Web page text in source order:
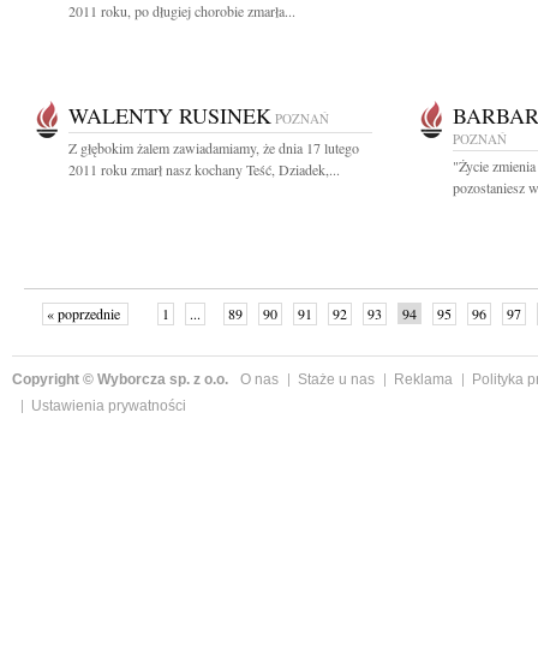
2011 roku, po długiej chorobie zmarła...
WALENTY RUSINEK POZNAŃ
Z głębokim żalem zawiadamiamy, że dnia 17 lutego
2011 roku zmarł nasz kochany Teść, Dziadek,...
POZNAŃ
"Życie
pozostaniesz
« poprzednie 1 ... 89 90 91 92 93 94 95 96
97
Copyright © Wyborcza sp. z o.o. O nas Staże u nas Reklama
Polityka
Ustawienia prywatności